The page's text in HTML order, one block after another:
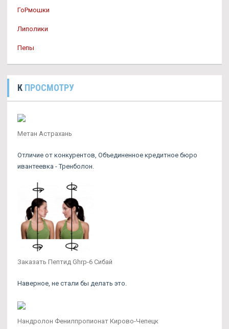
ГоРмошки
Липолики
Пепы
К ПРОСМОТРУ
Метан Астрахань
Отличие от конкурентов, Объединенное кредитное бюро
ивантеевка - Тренболон.
Заказать Пептид Ghrp-6 Сибай
Наверное, не стали бы делать это.
Нандролон Фенилпропионат Кирово-Чепецк